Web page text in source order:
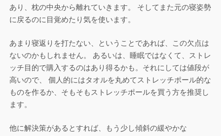
あり、枕の中央から離れていきます。 そしてまた元の寝姿勢
に戻るのに目覚めたり気を使います。
あまり寝返りを打たない、ということであれば、この欠点は
ないのかもしれません。 あるいは、睡眠ではなくて、ストレ
ッチ目的で購入するのはあり得るかも。それにしては値段が
高いので、 個人的にはタオルを丸めてストレッチポール的な
ものを作るか、そもそもストレッチポールを買う方を推奨し
ます。
他に解決策があるとすれば、もう少し傾斜の緩やかな